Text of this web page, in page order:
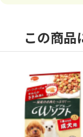
この商品